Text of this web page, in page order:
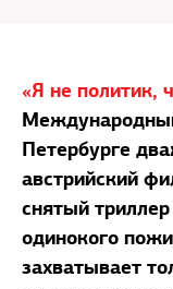
«Я не политик,
Петербурге
австрийский
снятый
одинокого
захватывает